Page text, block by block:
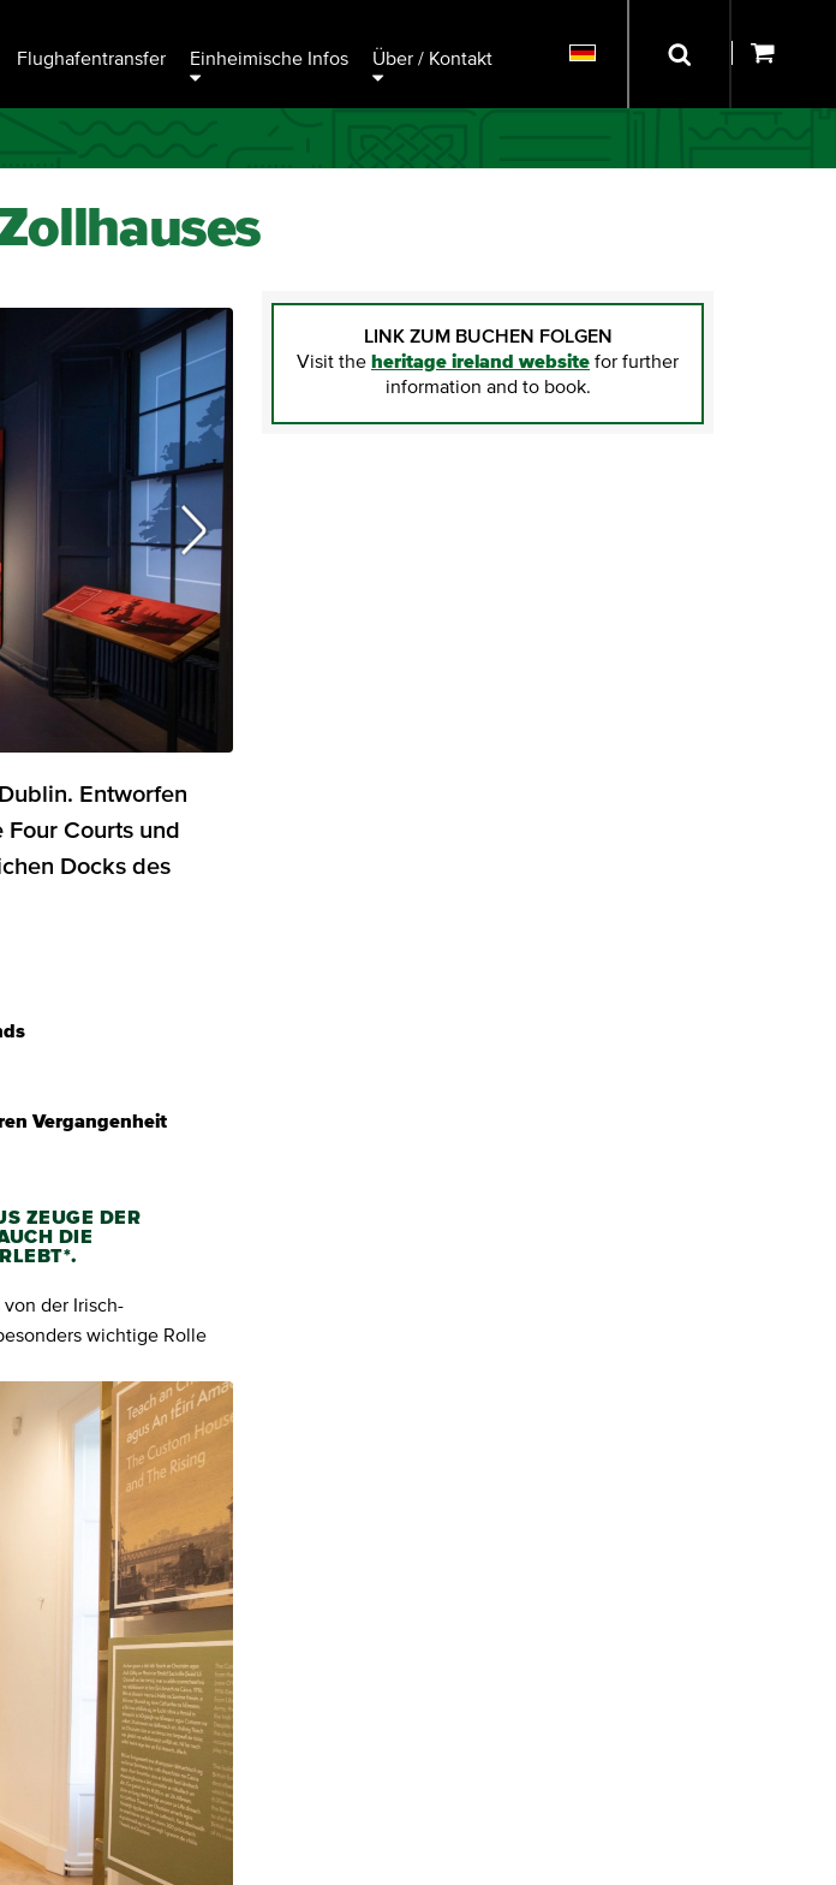
Flughafentransfer Einheimische Infos Über / Kontakt
Entworfen
Courts und
Docks des
Vergangenheit
ZEUGE DER
DIE
von der Irisch-
wichtige Rolle
LINK ZUM BUCHEN FOLGEN
Visit the heritage ireland website for further
information and to book.